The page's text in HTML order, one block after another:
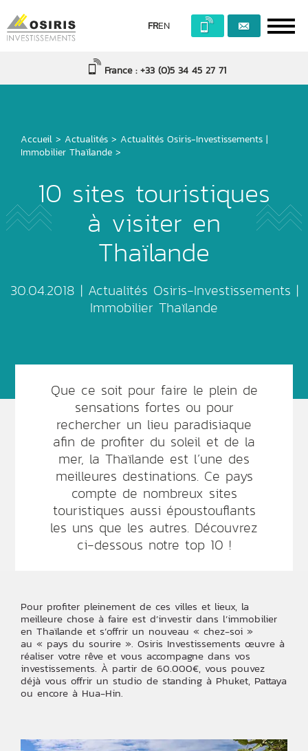
FREN
France : +33 (0)5 34 45 27 71
Accueil > Actualités > Actualités Osiris-Investissements |
Immobilier Thaïlande >
10 sites touristiques
à visiter en
Thaïlande
30.04.2018 | Actualités Osiris-Investissements |
Immobilier Thaïlande
Que ce soit pour faire le plein de
sensations fortes ou pour
rechercher un lieu paradisiaque
afin de profiter du soleil et de la
mer, la Thaïlande est l’une des
meilleures destinations. Ce pays
compte de nombreux sites
touristiques aussi époustouflants
les uns que les autres. Découvrez
ci-dessous notre top 10 !
Pour profiter pleinement de ces villes et lieux, la
meilleure chose à faire est d’investir dans l’immobilier
en Thaïlande et s’offrir un nouveau « chez-soi »
au « pays du sourire ». Osiris Investissements œuvre à
réaliser votre rêve et vous accompagne dans vos
investissements. À partir de 60.000€, vous pouvez
déjà vous offrir un studio de standing à Phuket, Pattaya
ou encore à Hua-Hin.